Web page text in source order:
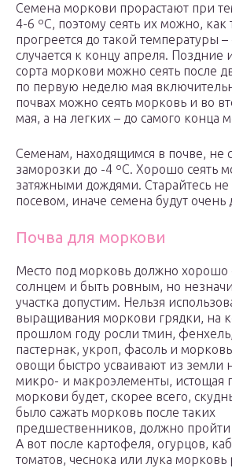
Семена моркови прорастают при
4-6 ºC, поэтому сеять их можно, как
прогреется до такой температуры
случается к концу апреля. Поздние
сорта моркови можно сеять после
по первую неделю мая
почвах можно сеять морковь и во
мая, а на легких – до самого конца
Семенам, находящимся в почве, не
заморозки до -4 ºC. Хорошо сеять
затяжными дождями. Старайтесь не
посевом, иначе семена будут очень
Почва для моркови
Место под морковь должно хорошо
солнцем и быть ровным, но
участка допустим. Нельзя
выращивания моркови грядки, на
прошлом году росли тмин,
пастернак, укроп, фасоль и
овощи быстро усваивают из земли
микро- и макроэлементы, истощая
моркови будет, скорее всего,
было сажать морковь после таких
предшественников, должно пройти
А вот после картофеля, огурцов,
томатов, чеснока или лука морковь